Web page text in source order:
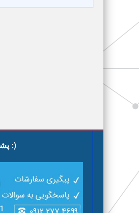
پشتیبانی آنلاین :)